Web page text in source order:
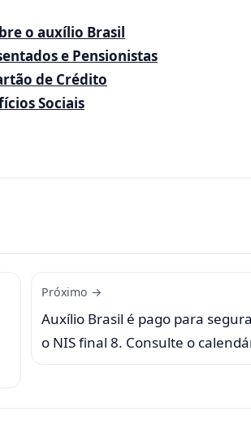
o auxílio Brasil
e Pensionistas
de Crédito
Sociais
Próximo →
Auxílio Brasil é pago para
o NIS final 8. Consulte o